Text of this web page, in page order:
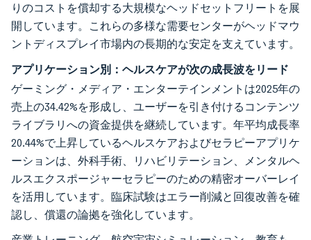
りのコストを償却する大規模なヘッドセットフリートを展
開しています。これらの多様な需要センターがヘッドマウ
ントディスプレイ市場内の長期的な安定を支えています。
アプリケーション別：ヘルスケアが次の成長波をリード
ゲーミング・メディア・エンターテインメントは2025年の
売上の34.42%を形成し、ユーザーを引き付けるコンテンツ
ライブラリへの資金提供を継続しています。年平均成長率
20.44%で上昇しているヘルスケアおよびセラピーアプリケ
ーションは、外科手術、リハビリテーション、メンタルヘ
ルスエクスポージャーセラピーのための精密オーバーレイ
を活用しています。臨床試験はエラー削減と回復改善を確
認し、償還の論拠を強化しています。